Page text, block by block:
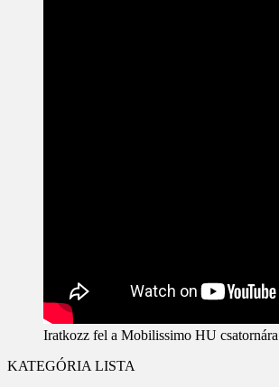
Iratkozz fel a Mobilissimo HU csatornára
KATEGÓRIA LISTA